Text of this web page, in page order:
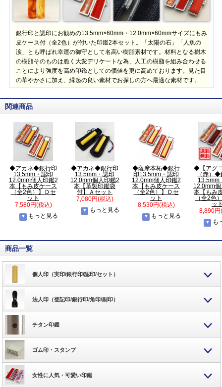
銀行印と認印にお勧めの13.5mm×60mm・12.0mm×60mmサイズにもみ
皮ケース付（全2色）が付いた印鑑2本セット。「太陽の石」「人魚の
涙」とも呼ばれ幸運の御守として名高い樹脂素材です。材料となる樹木
の樹脂そのものは脆く大変デリケートな為、人工の樹脂を組み合わせる
ことにより強度を高め印鑑としての価値を更に高めております。見た目
の華やかさに加え、縁起の良い素材でお探しの方へ最適な素材です。
関連商品
◆アカネ◆銀行印
13.5mm・認印
12.0mm個人印鑑2
本【もみ皮ケース
（全2色）】Ｄセ
ット
7,580円(税込)
もっと見る
◆アカネ◆銀行印
13.5mm・認印
12.0mm個人印鑑2
本【革製印鑑袋
付】Ａセット
7,080円(税込)
もっと見る
◆薩摩本柘◆銀行
印13.5mm・認印
12.0mm個人印鑑2
本【もみ皮ケース
（全2色）】Ｄセ
ット
8,530円(税込)
もっと見る
◆【アグ
（赤）
13.5mm
12.0mm
本【もみ
（全2色
ッ
8,890円
も
商品一覧
個人印（実印/銀行印/認印/セット）
法人印（登記印/銀行印/角印/副印）
チタン印鑑
ゴム印・スタンプ
女性に人気・可愛い印鑑